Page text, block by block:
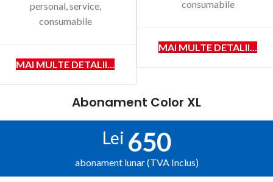
personal, service,
consumabile
MAI MULTE DETALII...
consumabile
MAI MULTE DETALII...
Abonament Color XL
Lei 650
abonament lunar (TVA Inclus)